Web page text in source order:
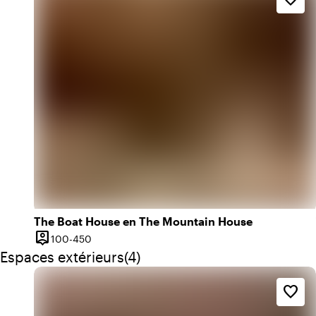
The Boat House en The Mountain House
person_pin
Capacité
100-450
Espaces extérieurs
Quantité de espaces extérieurs : 4
(4)
favorite_border